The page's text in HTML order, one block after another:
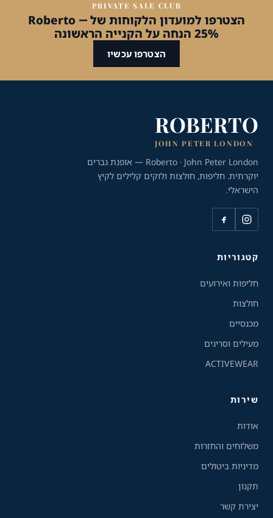
PRIVATE SALE CLUB
הצטרפו למועדון הלקוחות של Roberto —
25% הנחה על הקנייה הראשונה
הצטרפו עכשיו
ROBERTO
JOHN PETER LONDON
Roberto · John Peter London — אופנת גברים
יוקרתית. חליפות, חולצות ולוקים קלילים לקיץ
הישראלי.
קטגוריות
חליפות ואירועים
חולצות
מכנסיים
מעילים וסריגים
ACTIVEWEAR
שירות
אודות
משלוחים והחזרות
מדיניות ביטולים
תקנון
יצירת קשר
כלי נגישות
גודל טקסט
A-